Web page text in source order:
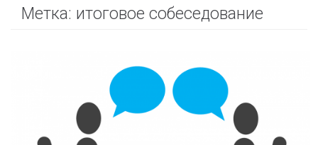
Метка: итоговое собеседование